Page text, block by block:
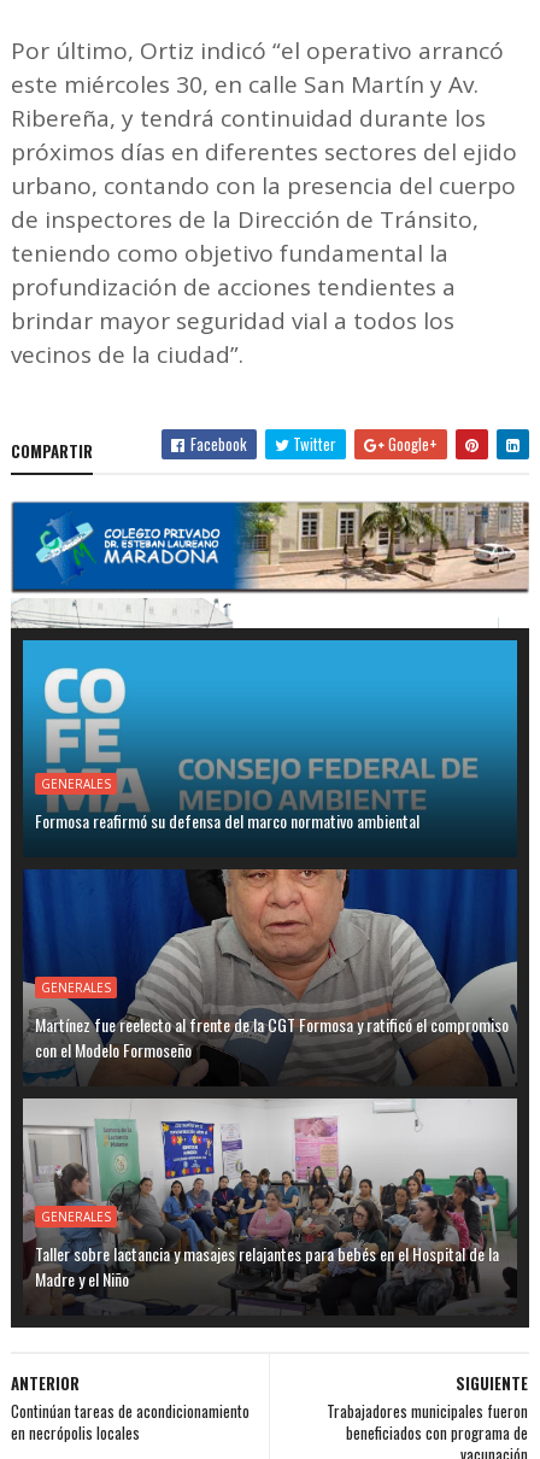
Por último, Ortiz indicó “el operativo arrancó
este miércoles 30, en calle San Martín y Av.
Ribereña, y tendrá continuidad durante los
próximos días en diferentes sectores del ejido
urbano, contando con la presencia del cuerpo
de inspectores de la Dirección de Tránsito,
teniendo como objetivo fundamental la
profundización de acciones tendientes a
brindar mayor seguridad vial a todos los
vecinos de la ciudad”.
COMPARTIR Facebook Twitter Google+
GENERALES
Formosa reafirmó su defensa del marco normativo ambiental
GENERALES
Martínez fue reelecto al frente de la CGT Formosa y ratificó el compromiso
con el Modelo Formoseño
GENERALES
Taller sobre lactancia y masajes relajantes para bebés en el Hospital de la
Madre y el Niño
SIGUIENTE
Trabajadores municipales fueron
beneficiados con programa de
vacunación
ANTERIOR
Continúan tareas de acondicionamiento
en necrópolis locales